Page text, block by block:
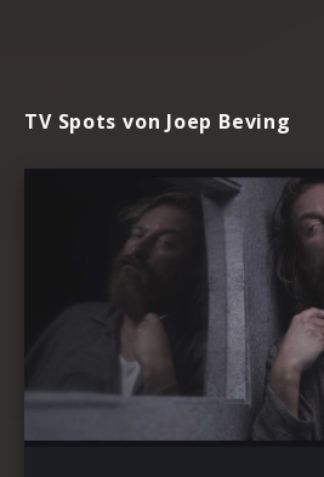
TV Spots von Joep Beving